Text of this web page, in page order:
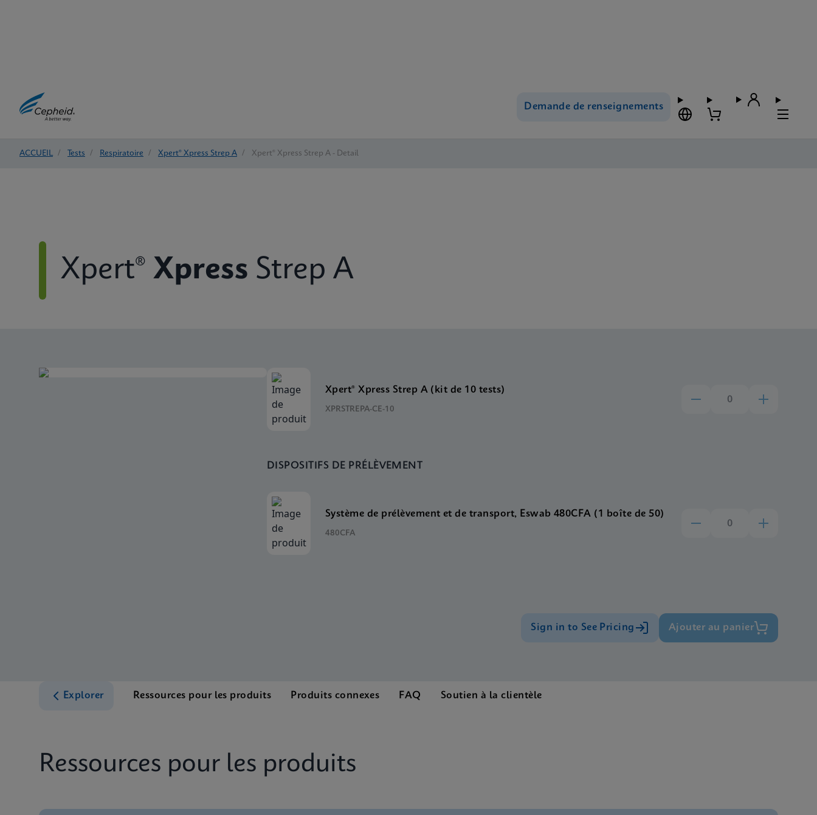
Demande de renseignements
ACCUEIL / Tests / Respiratoire / Xpert® Xpress Strep A / Xpert® Xpress Strep A - Detail
Xpert® Xpress Strep A
Xpert® Xpress Strep A (kit de 10 tests)
XPRSTREPA-CE-10
DISPOSITIFS DE PRÉLÈVEMENT
Système de prélèvement et de transport, Eswab 480CFA (1 boîte de 50)
480CFA
Sign in to See Pricing Ajouter au panier
Explorer Ressources pour les produits Produits connexes FAQ Soutien à la clientèle
Ressources pour les produits